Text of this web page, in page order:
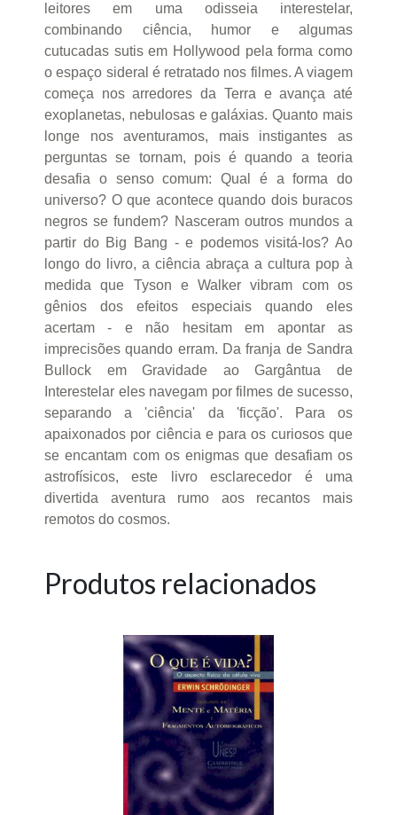
leitores em uma odisseia interestelar,
combinando ciência, humor e algumas
cutucadas sutis em Hollywood pela forma como
o espaço sideral é retratado nos filmes. A viagem
começa nos arredores da Terra e avança até
exoplanetas, nebulosas e galáxias. Quanto mais
longe nos aventuramos, mais instigantes as
perguntas se tornam, pois é quando a teoria
desafia o senso comum: Qual é a forma do
universo? O que acontece quando dois buracos
negros se fundem? Nasceram outros mundos a
partir do Big Bang - e podemos visitá-los? Ao
longo do livro, a ciência abraça a cultura pop à
medida que Tyson e Walker vibram com os
gênios dos efeitos especiais quando eles
acertam - e não hesitam em apontar as
imprecisões quando erram. Da franja de Sandra
Bullock em Gravidade ao Gargântua de
Interestelar eles navegam por filmes de sucesso,
separando a 'ciência' da 'ficção'. Para os
apaixonados por ciência e para os curiosos que
se encantam com os enigmas que desafiam os
astrofísicos, este livro esclarecedor é uma
divertida aventura rumo aos recantos mais
remotos do cosmos.
Produtos relacionados